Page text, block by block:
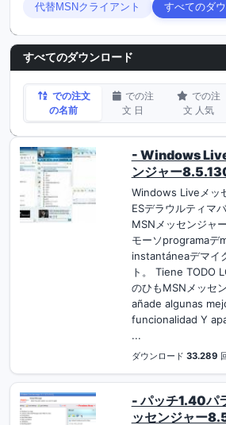
代替MSNクライアント すべてのダ
すべてのダウンロード
での注文
の名前
での注
文 日
での注
文 人気
- Windows
ンジャー
Windows Liveメッ
ESデラウルティマ
MSNメッセンジャ
モーソprogramaデ
instantáneaデマイ
ト。 Tiene TODO
のひもMSNメッセ
añade algunas
funcionalidad Y
...
ダウンロード 33.289
- パッチ1.40パ
ッセンジャー